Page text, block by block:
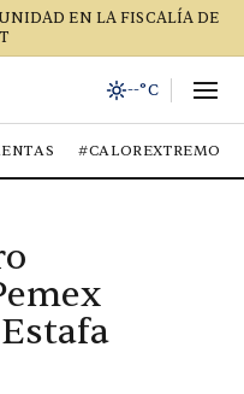
EN LA FISCALÍA DE
--°C
#CALOREXTREMO